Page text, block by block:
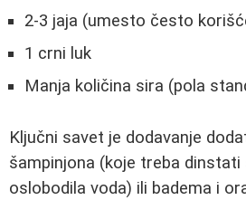
2-3 jaja (umesto često
1 crni luk
Manja količina sira (pola
Ključni savet je dodavanje
šampinjona (koje treba dinstati
oslobodila voda) ili badema i